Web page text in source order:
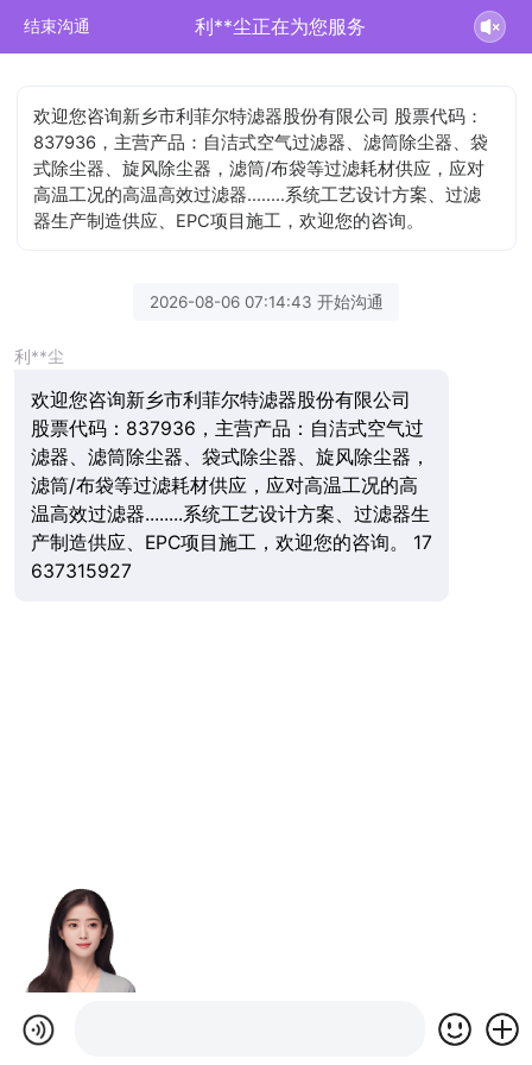
结束沟通 利**尘正在为您服务
欢迎您咨询新乡市利菲尔特滤器股份有限公司 股票代码：
837936，主营产品：自洁式空气过滤器、滤筒除尘器、袋
式除尘器、旋风除尘器，滤筒/布袋等过滤耗材供应，应对
高温工况的高温高效过滤器........系统工艺设计方案、过滤
器生产制造供应、EPC项目施工，欢迎您的咨询。
2026-08-06 07:14:43 开始沟通
利**尘
欢迎您咨询新乡市利菲尔特滤器股份有限公司
股票代码：837936，主营产品：自洁式空气过
滤器、滤筒除尘器、袋式除尘器、旋风除尘器，
滤筒/布袋等过滤耗材供应，应对高温工况的高
温高效过滤器........系统工艺设计方案、过滤器生
产制造供应、EPC项目施工，欢迎您的咨询。 17
637315927